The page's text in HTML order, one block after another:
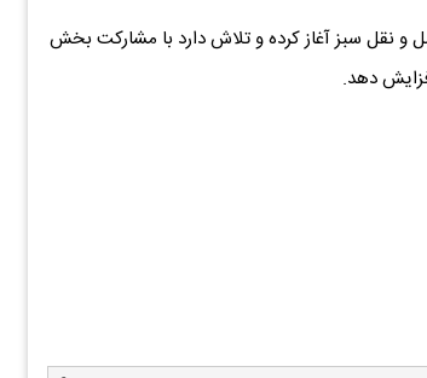
‌و نقل سبز آغاز کرده و تلاش دارد با مشارکت بخش
دهد.